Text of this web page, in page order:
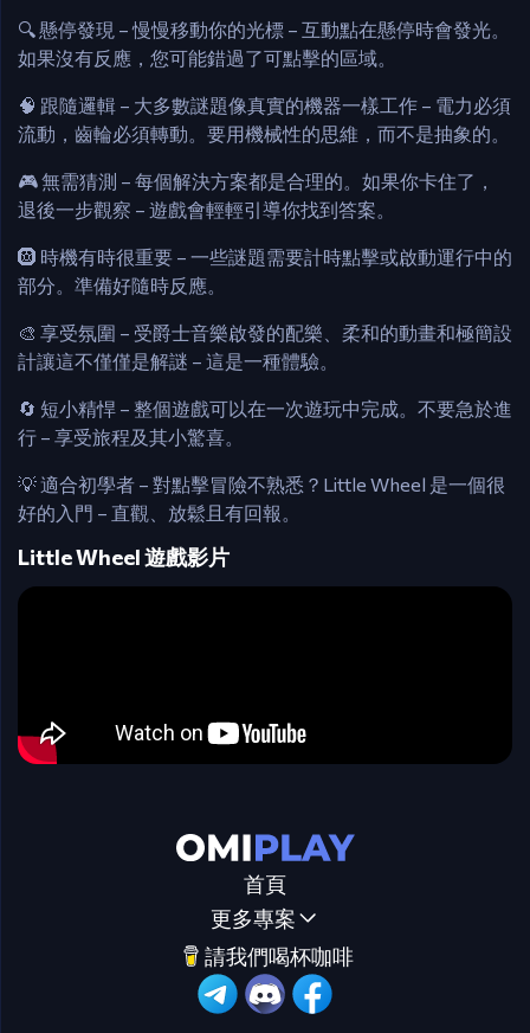
🔍 懸停發現 – 慢慢移動你的光標 – 互動點在懸停時會發光。
如果沒有反應，您可能錯過了可點擊的區域。
🧠 跟隨邏輯 – 大多數謎題像真實的機器一樣工作 – 電力必須
流動，齒輪必須轉動。要用機械性的思維，而不是抽象的。
🎮 無需猜測 – 每個解決方案都是合理的。如果你卡住了，
退後一步觀察 – 遊戲會輕輕引導你找到答案。
🛞 時機有時很重要 – 一些謎題需要計時點擊或啟動運行中的
部分。準備好隨時反應。
🎨 享受氛圍 – 受爵士音樂啟發的配樂、柔和的動畫和極簡設
計讓這不僅僅是解謎 – 這是一種體驗。
🔄 短小精悍 – 整個遊戲可以在一次遊玩中完成。不要急於進
行 – 享受旅程及其小驚喜。
💡 適合初學者 – 對點擊冒險不熟悉？Little Wheel 是一個很
好的入門 – 直觀、放鬆且有回報。
Little Wheel 遊戲影片
首頁
更多專案
請我們喝杯咖啡